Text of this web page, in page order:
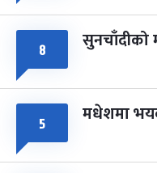
८ सुनचाँदीको
५ मधेशमा